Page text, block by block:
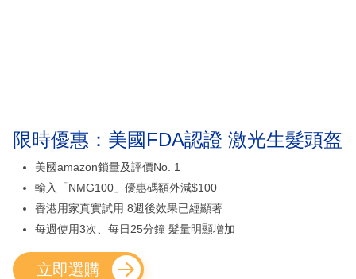
限時優惠：美國FDA認證 激光生髮頭盔
美國amazon鎖量及評價No. 1
輸入「NMG100」優惠碼額外減$100
香港用家真實試用 8週後效果已經顯著
每週使用3次、每日25分鐘 髮量明顯增加
立即選購